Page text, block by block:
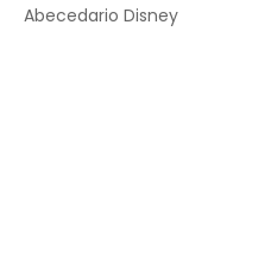
Abecedario Disney